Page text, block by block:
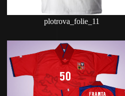
plotrova_folie_11